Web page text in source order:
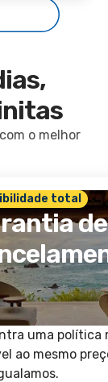
o melhor
total
de
uma política
ao mesmo